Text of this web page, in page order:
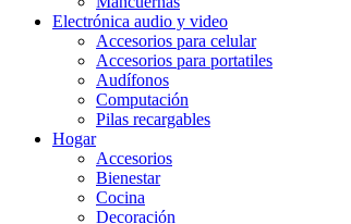
Electrónica audio y video
Accesorios para celular
Accesorios para portatiles
Audífonos
Computación
Pilas recargables
Hogar
Accesorios
Bienestar
Cocina
Decoración